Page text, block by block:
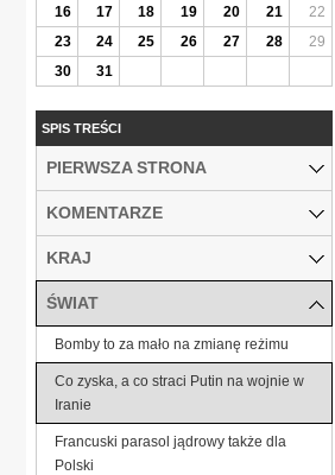
16
17 18 19 20 21
22
23
24 25 26 27 28
29
30
31
SPIS TREŚCI
PIERWSZA STRONA
KOMENTARZE
KRAJ
ŚWIAT
Bomby to za mało na zmianę reżimu
Co zyska, a co straci Putin na wojnie w
Iranie
Francuski parasol jądrowy także dla
Polski